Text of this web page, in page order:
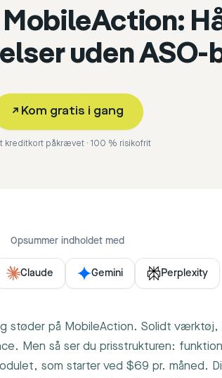
uden ASO-
↗ Kom gratis i gang
kreditkort påkrævet · 100 % risikofrit
Opsummer indholdet med
Claude Gemini Perplexity
støder på MobileAction. Solidt
Men så ser du prisstrukturen:
som starter ved $69 pr. måned.